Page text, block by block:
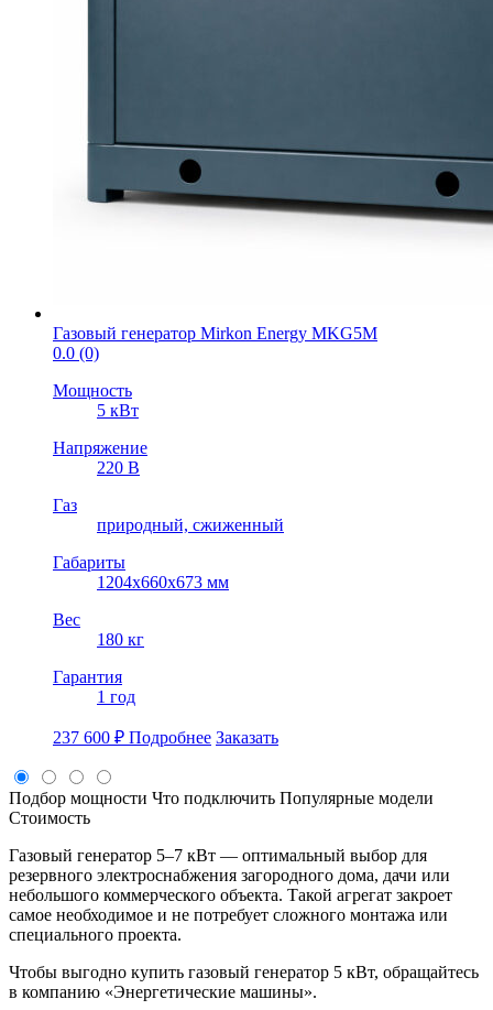
Газовый генератор Mirkon Energy MKG5M
0.0 (0)
Мощность
5 кВт
Напряжение
220 В
Газ
природный, cжиженный
Габариты
1204х660х673 мм
Вес
180 кг
Гарантия
1 год
237 600 ₽ Подробнее Заказать
Подбор мощности Что подключить Популярные модели
Стоимость
Газовый генератор 5–7 кВт — оптимальный выбор для
резервного электроснабжения загородного дома, дачи или
небольшого коммерческого объекта. Такой агрегат закроет
самое необходимое и не потребует сложного монтажа или
специального проекта.
Чтобы выгодно купить газовый генератор 5 кВт, обращайтесь
в компанию «Энергетические машины».